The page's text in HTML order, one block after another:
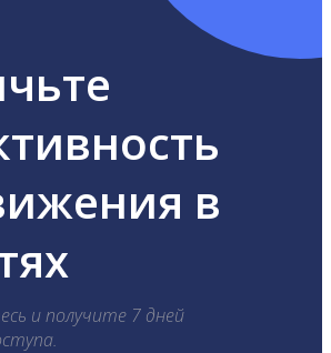
в
и получите 7 дней